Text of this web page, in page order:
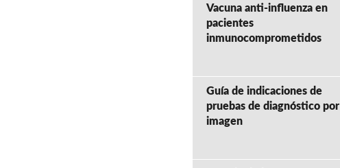
Vacuna anti-influenza en
pacientes
inmunocomprometidos
Guía de indicaciones de
pruebas de diagnóstico por
imagen